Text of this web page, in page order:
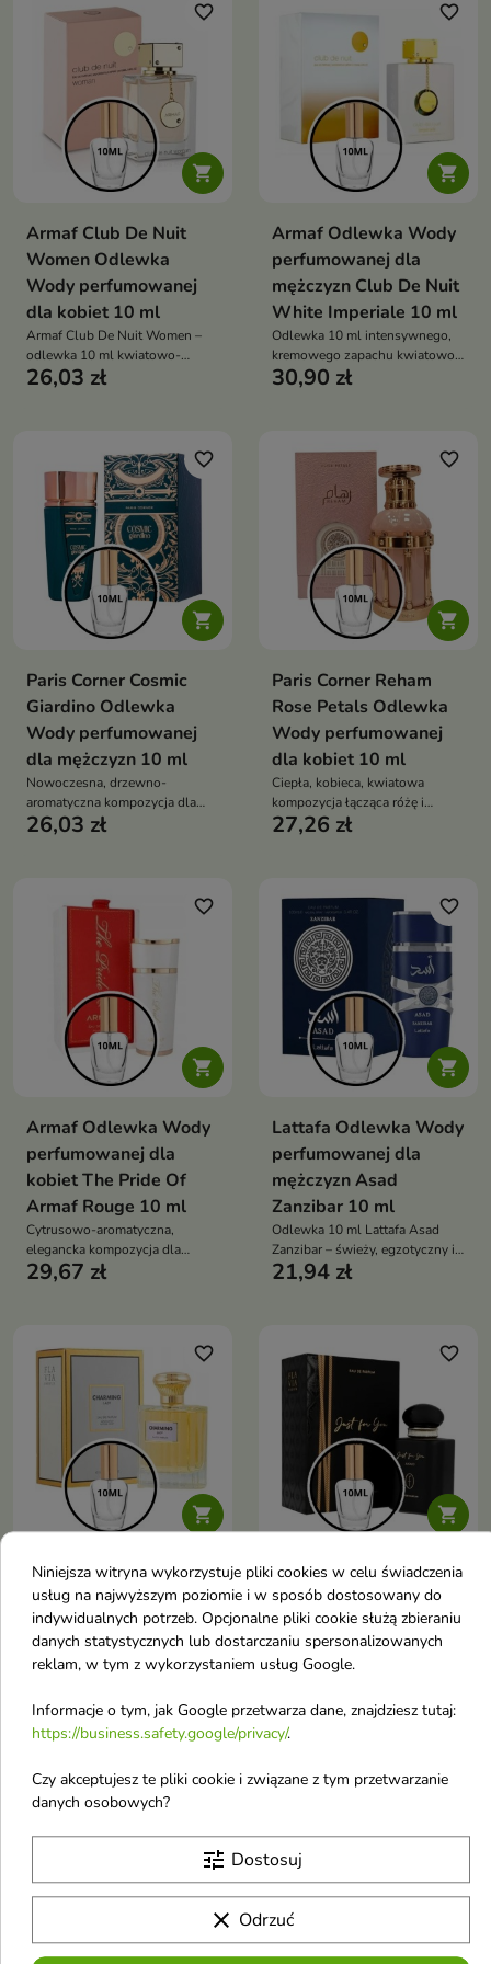

favorite_border
Armaf Club De Nuit
Women Odlewka
Wody perfumowanej
dla kobiet 10 ml
Armaf Club De Nuit Women –
odlewka 10 ml kwiatowo-
owocowej, zmysłowej
26,03 zł

favorite_border
Armaf Odlewka Wody
perfumowanej dla
mężczyzn Club De Nuit
White Imperiale 10 ml
Odlewka 10 ml intensywnego,
kremowego zapachu kwiatowo-
orientalnego, łączącego słodycz
30,90 zł

favorite_border
Paris Corner Cosmic
Giardino Odlewka
Wody perfumowanej
dla mężczyzn 10 ml
Nowoczesna, drzewno-
aromatyczna kompozycja dla
mężczyzn, łącząca mleczną
sandałowca i ambroksanu
26,03 zł

favorite_border
Paris Corner Reham
Rose Petals Odlewka
Wody perfumowanej
dla kobiet 10 ml
Ciepła, kobieca, kwiatowa
kompozycja łącząca różę i
jaśmin z balsamiczną,
27,26 zł

favorite_border
Armaf Odlewka Wody
perfumowanej dla
kobiet The Pride Of
Armaf Rouge 10 ml
Cytrusowo-aromatyczna,
elegancka kompozycja dla
kobiet, łącząca świeżość
29,67 zł

favorite_border
Lattafa Odlewka Wody
perfumowanej dla
mężczyzn Asad
Zanzibar 10 ml
Odlewka 10 ml Lattafa Asad
Zanzibar – świeży, egzotyczny i
zmysłowy zapach dla mężczyzn
21,94 zł

favorite_border
Flavia Odlewka Wody
perfumowanej dla
kobiet Charming Lady
10 ml
Rrientalno-kwiatowa
łączy świeżą cytrusową
miękkość z egzotyczną
jaśminu i waniliowo-paczulowej
głębi
21,94 zł

favorite_border
Flavia Just For You
A`Oud Odlewka Wody
perfumowanej dla
meżczyzn 10 ml
Odlewka 10 ml Flavia Just For
luksusowy, intensywnie
zmysłowy zapach unisex z
21,16 zł
Niniejsza witryna wykorzystuje pliki cookies w celu świadczenia
usług na najwyższym poziomie i w sposób dostosowany do
indywidualnych potrzeb. Opcjonalne pliki cookie służą zbieraniu
danych statystycznych lub dostarczaniu spersonalizowanych
reklam, w tym z wykorzystaniem usług Google.
Informacje o tym, jak Google przetwarza dane, znajdziesz tutaj:
https://business.safety.google/privacy/.
Czy akceptujesz te pliki cookie i związane z tym przetwarzanie
danych osobowych?
tune Dostosuj
clear Odrzuć